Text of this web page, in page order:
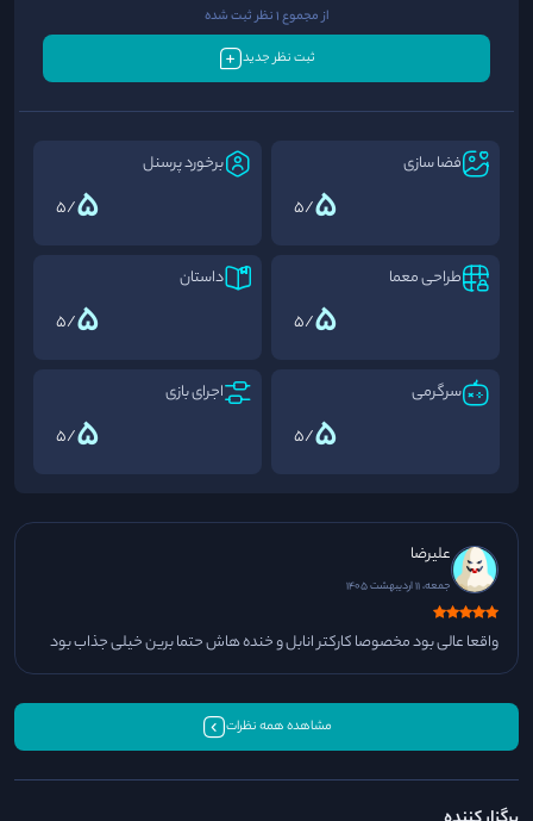
از مجموع 1 نظر ثبت شده
ثبت نظر جدید
فضا سازی
5
/5
برخورد پرسنل
5
/5
طراحی معما
5
/5
داستان
5
/5
سرگرمی
5
/5
اجرای بازی
5
/5
علیرضا
جمعه، 11 اردیبهشت 1405
واقعا عالی بود مخصوصا کارکتر انابل و خنده هاش حتما برین خیلی جذاب بود
مشاهده همه نظرات